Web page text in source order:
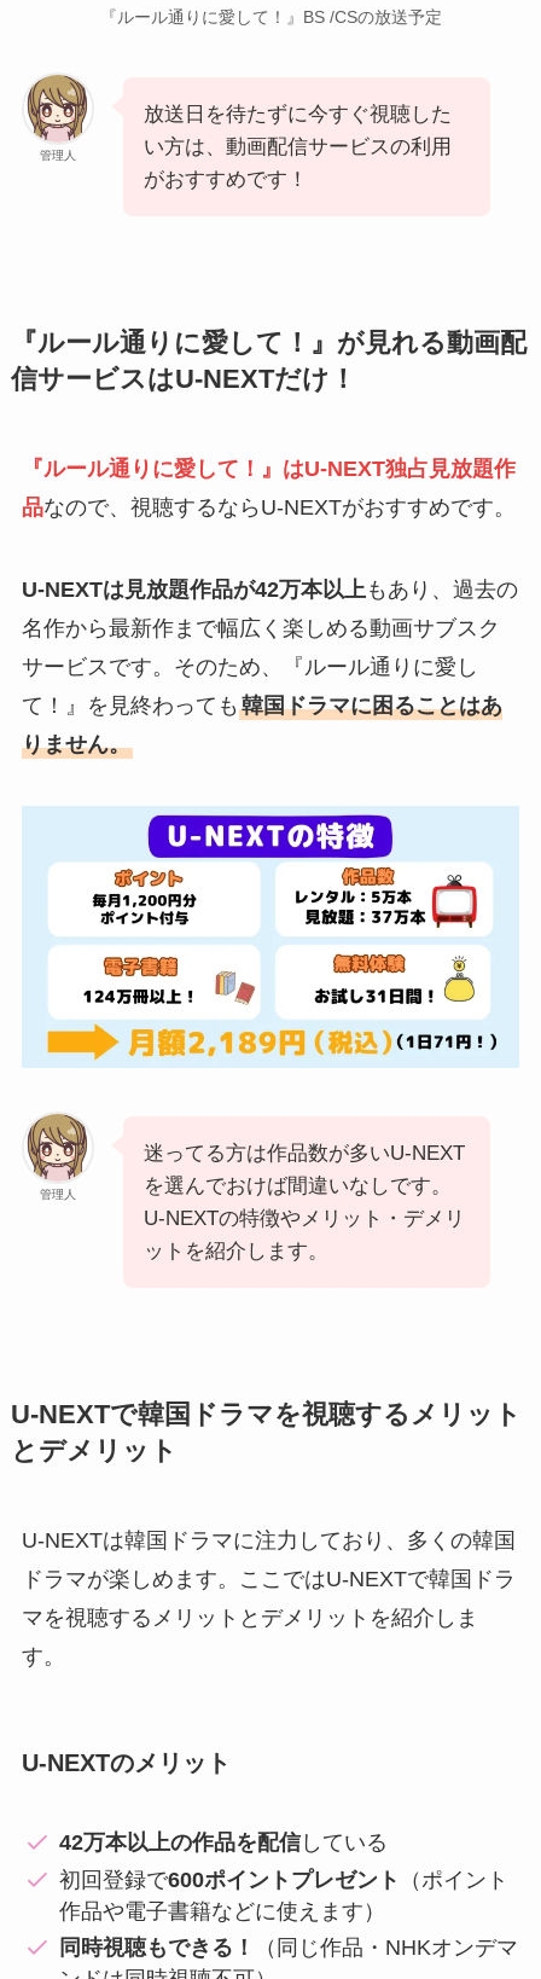
『ルール通りに愛して！』BS /CSの放送予定
管理人
放送日を待たずに今すぐ視聴した
い方は、動画配信サービスの利用
がおすすめです！
『ルール通りに愛して！』が見れる動画配
信サービスはU-NEXTだけ！
『ルール通りに愛して！』はU-NEXT独占見放題作
品なので、視聴するならU-NEXTがおすすめです。
U-NEXTは見放題作品が42万本以上 もあり、過去の
名作から最新作まで幅広く楽しめる動画サブスク
サービスです。そのため、『ルール通りに愛し
て！』を見終わっても 韓国ドラマに困ることはあ
りません。
管理人
迷ってる方は作品数が多いU-NEXT
を選んでおけば間違いなしです。
U-NEXTの特徴やメリット・デメリ
ットを紹介します。
U-NEXTで韓国ドラマを視聴するメリット
とデメリット
U-NEXTは韓国ドラマに注力しており、多くの韓国
ドラマが楽しめます。ここではU-NEXTで韓国ドラ
マを視聴するメリットとデメリットを紹介しま
す。
U-NEXTのメリット
42万本以上の作品を配信している
初回登録で600ポイントプレゼント
（ポイント
作品や電子書籍などに使えます）
同時視聴もできる！
（同じ作品・NHKオンデマ